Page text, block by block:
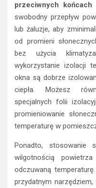
przeciwnych końcach
swobodny przepływ
lub żaluzje, aby
od promieni
bez użycia
wykorzystanie izolacji
okna są dobrze
ciepła. Możesz
specjalnych folii
promieniowanie
temperaturę w
Ponadto, stosowanie
wilgotnością
odczuwaną
przydatnym